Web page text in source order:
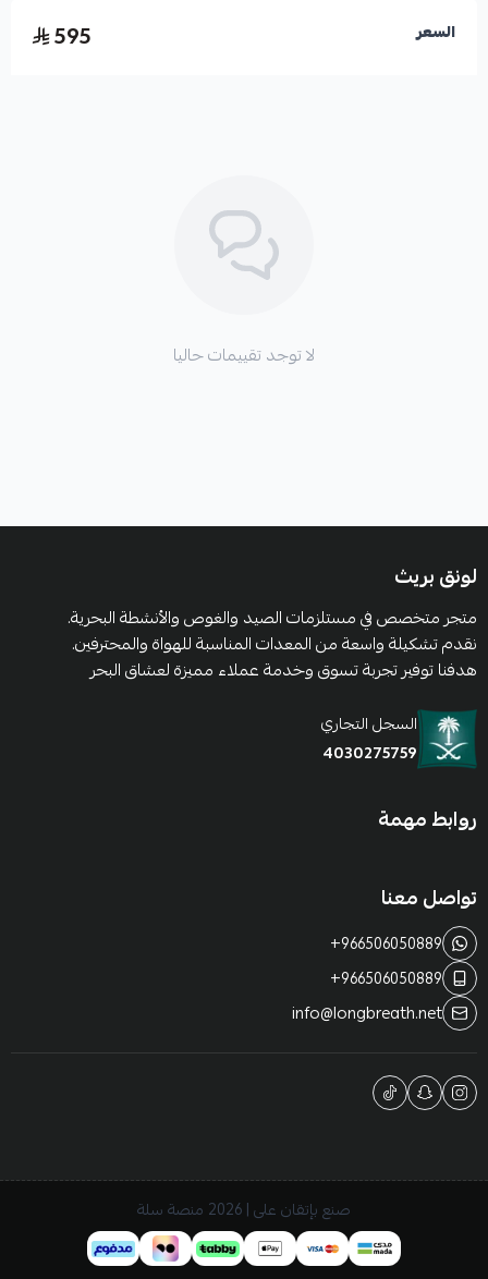
السعر 595
لا توجد تقييمات حاليا
لونق بريث
متجر متخصص في مستلزمات الصيد والغوص والأنشطة البحرية.
نقدم تشكيلة واسعة من المعدات المناسبة للهواة والمحترفين.
هدفنا توفير تجربة تسوق وخدمة عملاء مميزة لعشاق البحر
السجل التجاري
4030275759
روابط مهمة
تواصل معنا
+966506050889
+966506050889
info@longbreath.net
صنع بإتقان على | 2026 منصة سلة